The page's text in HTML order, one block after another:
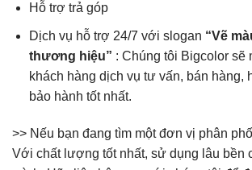
Hỗ trợ trả góp
Dịch vụ hỗ trợ 24/7 với slogan “Vẽ
thương hiệu” : Chúng tôi Bigcolor sẽ
khách hàng dịch vụ tư vấn, bán hàng,
bảo hành tốt nhất.
>> Nếu bạn đang tìm một đơn vị phân
Với chất lượng tốt nhất, sử dụng lâu bền